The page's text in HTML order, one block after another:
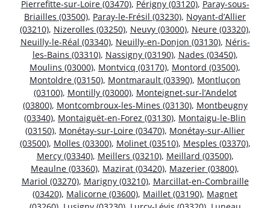
Pierrefitte-sur-Loire (03470), Périgny (03120), Paray-sous-
Briailles (03500), Paray-le-Frésil (03230), Noyant-d’Allier
(03210), Nizerolles (03250), Neuvy (03000), Neure (03320),
Neuilly-le-Réal (03340), Neuilly-en-Donjon (03130), Néris-
les-Bains (03310), Nassigny (03190), Nades (03450),
Moulins (03000), Montvicq (03170), Montord (03500),
Montoldre (03150), Montmarault (03390), Montluçon
(03100), Montilly (03000), Monteignet-sur-l’Andelot
(03800), Montcombroux-les-Mines (03130), Montbeugny
(03340), Montaiguët-en-Forez (03130), Montaigu-le-Blin
(03150), Monétay-sur-Loire (03470), Monétay-sur-Allier
(03500), Molles (03300), Molinet (03510), Mesples (03370),
Mercy (03340), Meillers (03210), Meillard (03500),
Meaulne (03360), Mazirat (03420), Mazerier (03800),
Mariol (03270), Marigny (03210), Marcillat-en-Combraille
(03420), Malicorne (03600), Maillet (03190), Magnet